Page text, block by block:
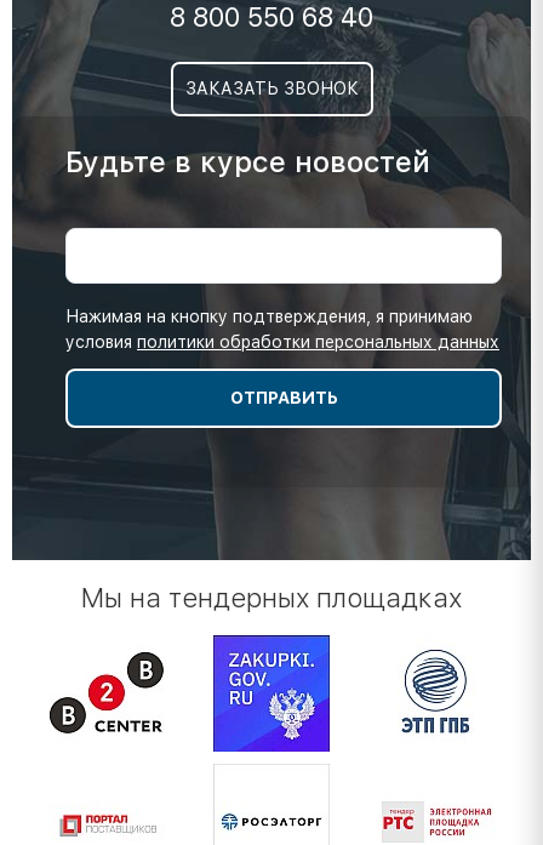
8 800 550 68 40
ЗАКАЗАТЬ ЗВОНОК
Будьте в курсе новостей
Нажимая на кнопку подтверждения, я принимаю
условия политики обработки персональных данных
Мы на тендерных площадках